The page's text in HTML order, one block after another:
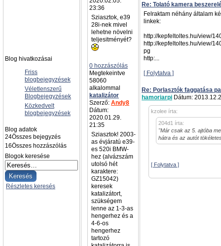
Blog hivatkozásai
Friss
blogbejegyzések
Véletlenszerű
Blogbejegyzések
Közkedvelt
blogbejegyzések
Blog adatok
24Összes bejegyzés
16Összes hozzászólás
Blogok keresése
Részletes keresés
23:36
Sziasztok, e39
28i-nek mivel
lehetne növelni
teljesitményét?
0 hozzászólás
Megtekeintve
58060
alkalommal
katalizátor
Szerző: Andy8
Dátum:
2020.01.29.
21:35
Sziasztok! 2003-
as évjáratú e39-
es 520i BMW-
hez (alvázszám
utolsó hét
karaktere:
GZ15042)
keresek
katalizátort,
szükségem
lenne az 1-3-as
hengerhez és a
4-6-os
hengerhez
tartozó
Re: Tolató kamera
Felraktam néhány általam
linkek:
http://kepfeltoltes.hu/view/
http://kepfeltoltes.hu/view/
pg
http:...
[ Folytatva ]
Re: Porlasztók faggatása
hamoriarpi Dátum:
kzolee írta:
204d1 írta:
"Már csak az 5. ajtóba
hátra és az autót
[ Folytatva ]